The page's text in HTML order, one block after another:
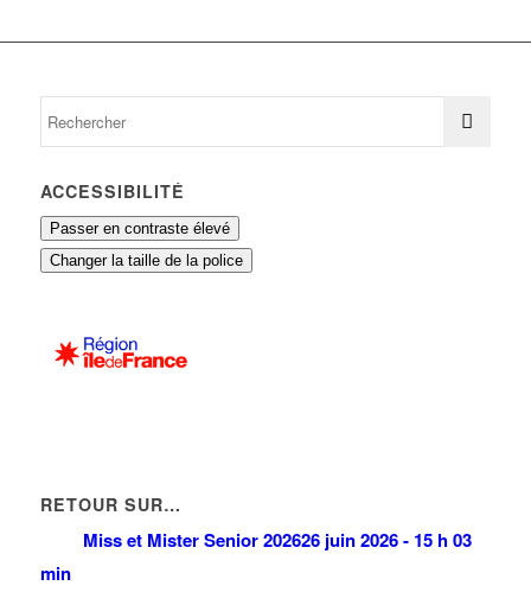
ACCESSIBILITÉ
Passer en contraste élevé
Changer la taille de la police
RETOUR SUR…
Miss et Mister Senior 202626 juin 2026 - 15 h 03
min